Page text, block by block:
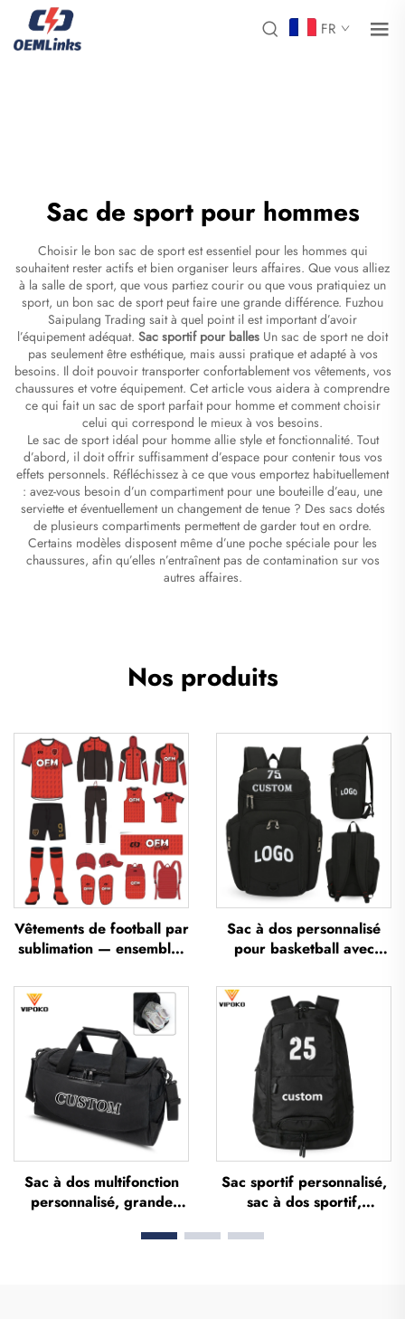
FR
Sac de sport pour hommes
Choisir le bon sac de sport est essentiel pour les hommes qui
souhaitent rester actifs et bien organiser leurs affaires. Que vous alliez
à la salle de sport, que vous partiez courir ou que vous pratiquiez un
sport, un bon sac de sport peut faire une grande différence. Fuzhou
Saipulang Trading sait à quel point il est important d’avoir
l’équipement adéquat. Sac sportif pour balles Un sac de sport ne doit
pas seulement être esthétique, mais aussi pratique et adapté à vos
besoins. Il doit pouvoir transporter confortablement vos vêtements, vos
chaussures et votre équipement. Cet article vous aidera à comprendre
ce qui fait un sac de sport parfait pour homme et comment choisir
celui qui correspond le mieux à vos besoins.
Le sac de sport idéal pour homme allie style et fonctionnalité. Tout
d’abord, il doit offrir suffisamment d’espace pour contenir tous vos
effets personnels. Réfléchissez à ce que vous emportez habituellement
: avez-vous besoin d’un compartiment pour une bouteille d’eau, une
serviette et éventuellement un changement de tenue ? Des sacs dotés
de plusieurs compartiments permettent de garder tout en ordre.
Certains modèles disposent même d’une poche spéciale pour les
chaussures, afin qu’elles n’entraînent pas de contamination sur vos
autres affaires.
Nos produits
Vêtements de football par
sublimation — ensembles
pour entraînement
masculin, sportswear de
football personnalisé,
uniforme d'équipe de
football
Sac à dos personnalisé
pour basketball avec
imperméable,
décontracté, scolaire,
thermosublimé, pour
football et basketball
Sac à dos multifonction
personnalisé, grande
compartiment dédié aux
Sac sportif personnalisé,
sac à dos sportif,
dos de voyage et de